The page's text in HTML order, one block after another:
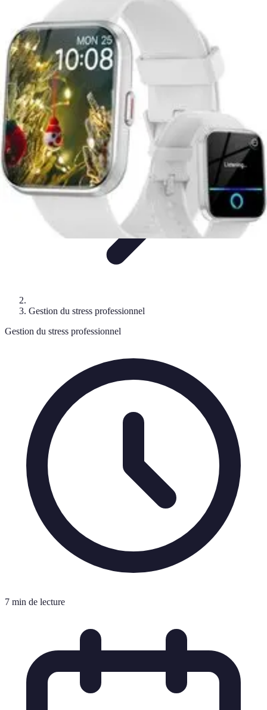
Gestion du StressMéthodes de Relaxation
Techniques de
PreventionGestion du stress professionnel
Stress Zéro
Gestion du stress professionnel
Gestion du stress professionnel
7 min de lecture